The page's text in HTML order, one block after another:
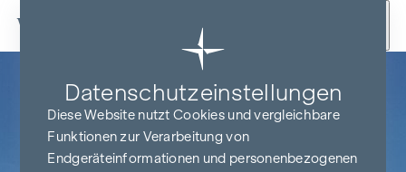
Zum Inhalt springen
Datenschutz­einstellungen
Diese Website nutzt Cookies und vergleichbare
Funktionen zur Verarbeitung von
Endgeräteinformationen und personenbezogenen